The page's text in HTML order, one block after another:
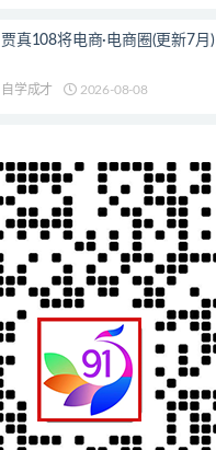
贾真108将电商·电商圈(更新7月)
自学成才 2026-08-08